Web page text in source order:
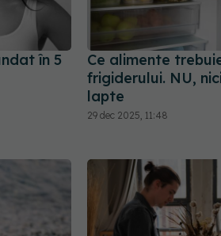
în 5
Ce alimente
frigiderului. NU,
lapte
29 dec 2025, 11:48